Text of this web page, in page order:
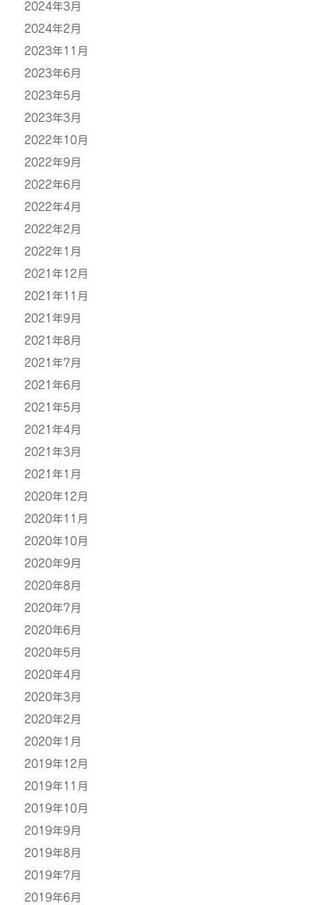
2024年3月
2024年2月
2023年11月
2023年6月
2023年5月
2023年3月
2022年10月
2022年9月
2022年6月
2022年4月
2022年2月
2022年1月
2021年12月
2021年11月
2021年9月
2021年8月
2021年7月
2021年6月
2021年5月
2021年4月
2021年3月
2021年1月
2020年12月
2020年11月
2020年10月
2020年9月
2020年8月
2020年7月
2020年6月
2020年5月
2020年4月
2020年3月
2020年2月
2020年1月
2019年12月
2019年11月
2019年10月
2019年9月
2019年8月
2019年7月
2019年6月